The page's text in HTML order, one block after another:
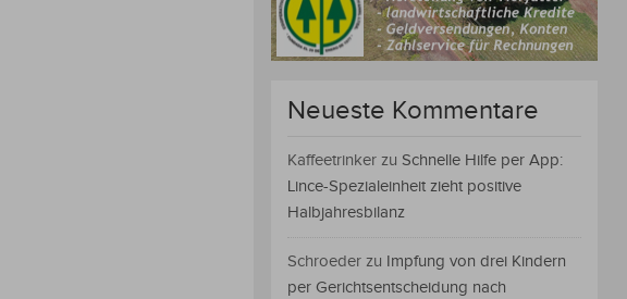
Neueste Kommentare
Kaffeetrinker zu Schnelle Hilfe per App:
Lince-Spezialeinheit zieht positive
Halbjahresbilanz
Schroeder zu Impfung von drei Kindern
per Gerichtsentscheidung nach